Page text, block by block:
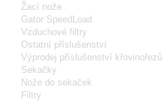
Žací nože
Gator SpeedLoad
Vzduchové filtry
Ostatní příslušenství
Výprodej příslušenství křovinořezů
Sekačky
Nože do sekaček
Filtry